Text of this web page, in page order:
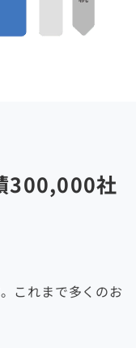
300,000社
これまで多くのお